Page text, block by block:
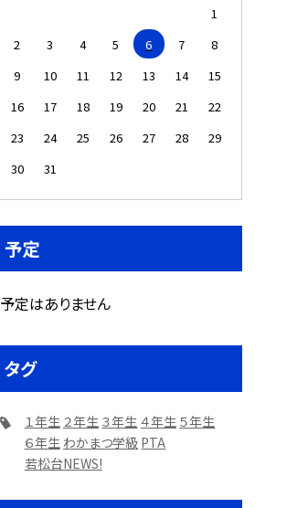
1
2
3 4 5 6 7
8
9
10 11 12 13 14
15
16
17 18 19 20 21
22
23
24 25 26 27 28
29
30
31
予定
予定はありません
タグ
１年生 ２年生 ３年生 ４年生 ５年生
６年生 わかまつ学級 PTA
若松台NEWS!